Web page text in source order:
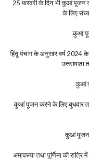
25 फरवरी के दिन भी कुआं
के लिए
कुआं
हिंदू पंचांग के अनुसार वर्ष 2024
उत्तराषाढा
कुआं
कुआं पूजन करने के लिए बुधवार
कुआं पूजन
अमावस्या तथा पूर्णिमा की